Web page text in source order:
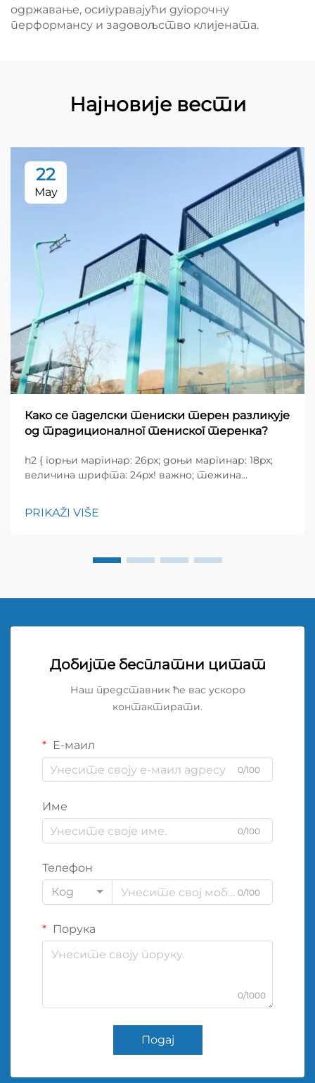
одржавање, осигуравајући дугорочну
перформансу и задовољство клијената.
Најновије вести
22
May
Како се паделски тениски терен разликује
од традиционалног тениског теренка?
h2 { горњи маргинар: 26px; доњи маргинар: 18px;
величина шрифта: 24px! важно; тежина
горњи маргинар: 26px; доњи маргинар: 18px;
величина шрифта: 20px!
PRIKAŽI VIŠE
Добијте бесплатни цитат
Наш представник ће вас ускоро
контактирати.
Е-маил
0/100
Име
0/100
Телефон
Код
0/100
Порука
0/1000
Подај